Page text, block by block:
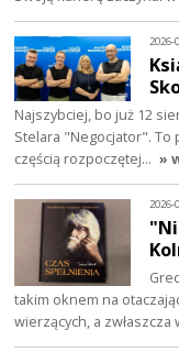
2026-
Najszybciej, bo już 12
Stelara "Negocjator".
częścią rozpoczętej… »
2026-
takim oknem na
wierzących, a zwłaszcza